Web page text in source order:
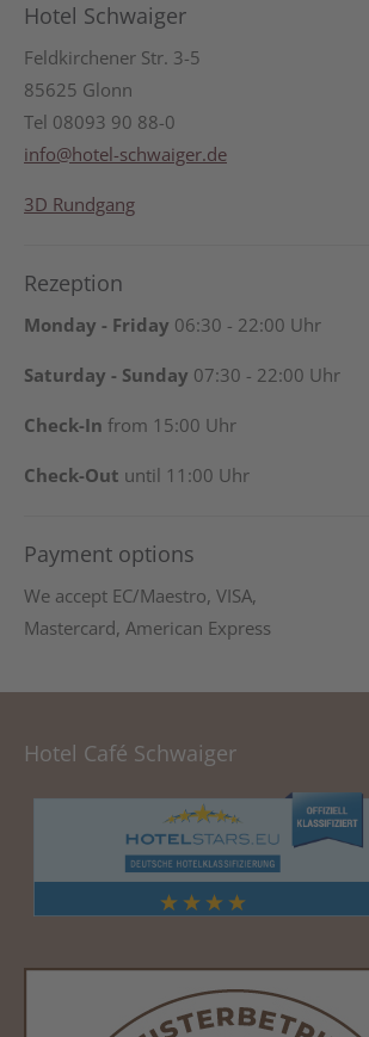
Hotel Schwaiger
Feldkirchener Str. 3-5
85625 Glonn
Tel 08093 90 88-0
info@hotel-schwaiger.de
3D Rundgang
Rezeption
Monday - Friday 06:30 - 22:00 Uhr
Saturday - Sunday 07:30 - 22:00 Uhr
Check-In from 15:00 Uhr
Check-Out until 11:00 Uhr
Payment options
We accept EC/Maestro, VISA,
Mastercard, American Express
Hotel Café Schwaiger